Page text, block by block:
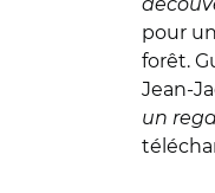
pour
forêt.
Jean-
un